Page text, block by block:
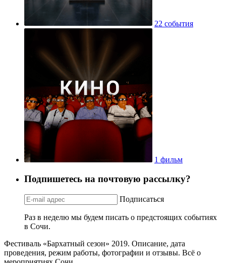
22 события
1 фильм
Подпишетесь на почтовую рассылку?
Подписаться
Раз в неделю мы будем писать о предстоящих событиях
в Сочи.
Фестиваль «Бархатный сезон» 2019. Описание, дата
проведения, режим работы, фотографии и отзывы. Всё о